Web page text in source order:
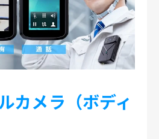
カメラ（ボディ